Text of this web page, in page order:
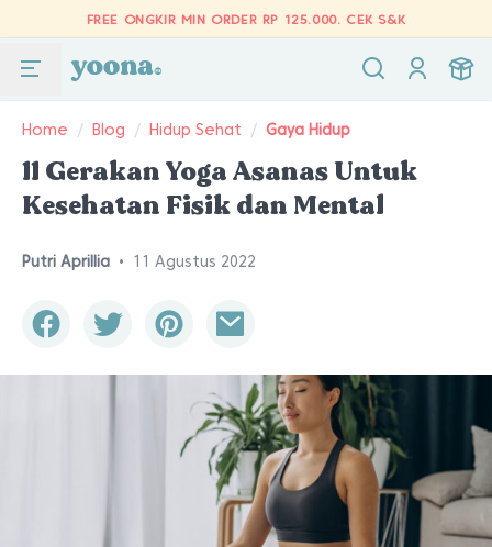
FREE ONGKIR MIN ORDER RP 125.000. CEK S&K
Home / Blog / Hidup Sehat / Gaya Hidup
11 Gerakan Yoga Asanas Untuk
Kesehatan Fisik dan Mental
Putri Aprillia • 11 Agustus 2022